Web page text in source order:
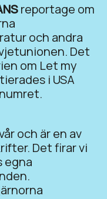
reportage om
och andra
Det
om Let my
i USA
och är en av
Det firar vi
egna